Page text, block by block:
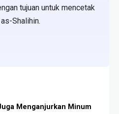
tujuan untuk mencetak
Shalihin.